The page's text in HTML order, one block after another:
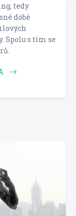
tedy
době
Spolu s tím se